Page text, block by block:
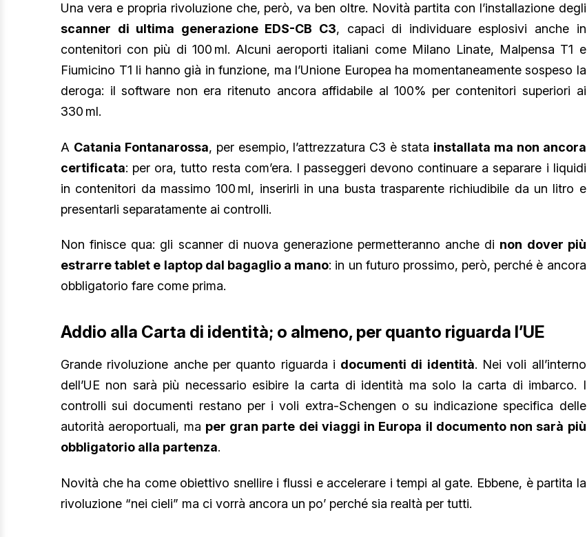
Una vera e propria rivoluzione che, però, va ben oltre. Novità partita con l’installazione degli
scanner di ultima generazione EDS-CB C3, capaci di individuare esplosivi anche in
contenitori con più di 100 ml. Alcuni aeroporti italiani come Milano Linate, Malpensa T1 e
Fiumicino T1 li hanno già in funzione, ma l’Unione Europea ha momentaneamente sospeso la
deroga: il software non era ritenuto ancora affidabile al 100% per contenitori superiori ai
330 ml.
A Catania Fontanarossa, per esempio, l’attrezzatura C3 è stata installata ma non ancora
certificata: per ora, tutto resta com’era. I passeggeri devono continuare a separare i liquidi
in contenitori da massimo 100 ml, inserirli in una busta trasparente richiudibile da un litro e
presentarli separatamente ai controlli.
Non finisce qua: gli scanner di nuova generazione permetteranno anche di non dover più
estrarre tablet e laptop dal bagaglio a mano: in un futuro prossimo, però, perché è ancora
obbligatorio fare come prima.
Addio alla Carta di identità; o almeno, per quanto riguarda l’UE
Grande rivoluzione anche per quanto riguarda i documenti di identità. Nei voli all’interno
dell’UE non sarà più necessario esibire la carta di identità ma solo la carta di imbarco. I
controlli sui documenti restano per i voli extra-Schengen o su indicazione specifica delle
autorità aeroportuali, ma per gran parte dei viaggi in Europa il documento non sarà più
obbligatorio alla partenza.
Novità che ha come obiettivo snellire i flussi e accelerare i tempi al gate. Ebbene, è partita la
rivoluzione “nei cieli” ma ci vorrà ancora un po’ perché sia realtà per tutti.